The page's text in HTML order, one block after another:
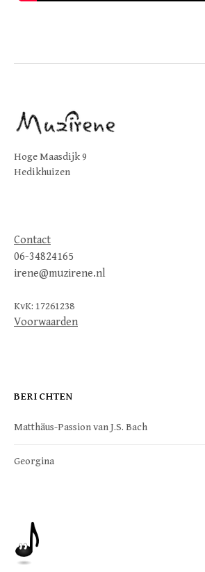
Hoge Maasdijk 9
Hedikhuizen
Contact
06-34824165
irene@muzirene.nl
KvK: 17261238
Voorwaarden
BERICHTEN
Matthäus-Passion van J.S. Bach
Georgina